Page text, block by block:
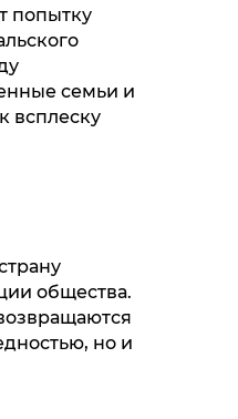
попытку
семьи и
всплеску
общества.
но и